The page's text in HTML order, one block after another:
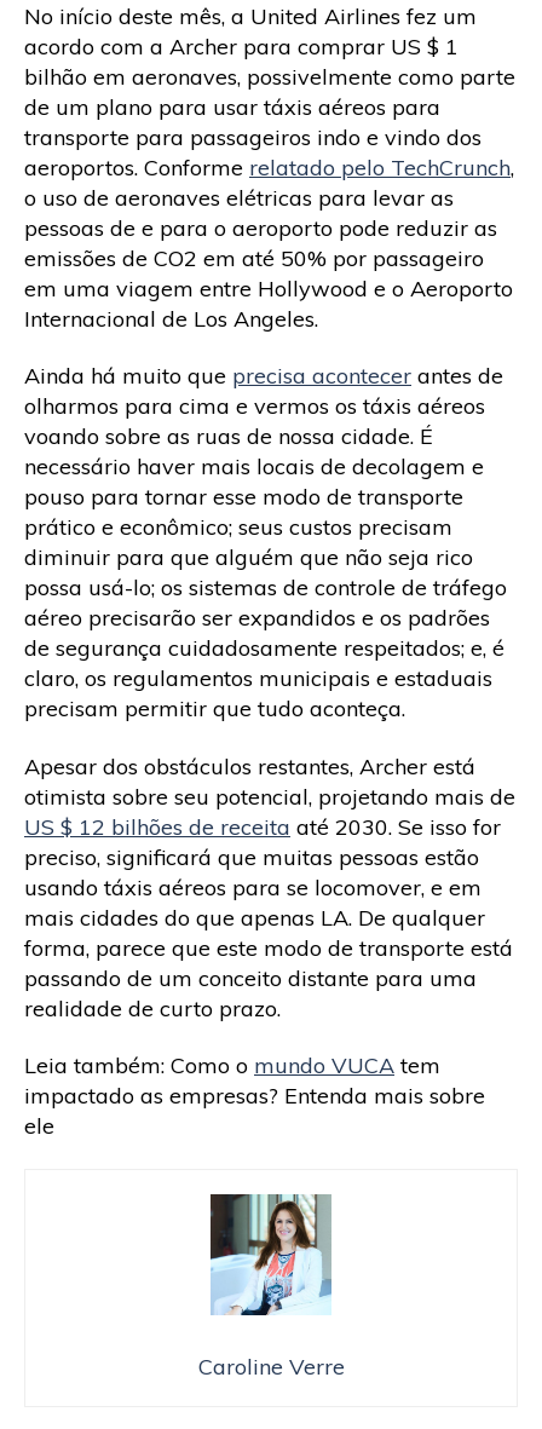
No início deste mês, a United Airlines fez um
acordo com a Archer para comprar US $ 1
bilhão em aeronaves, possivelmente como parte
de um plano para usar táxis aéreos para
transporte para passageiros indo e vindo dos
aeroportos. Conforme relatado pelo TechCrunch,
o uso de aeronaves elétricas para levar as
pessoas de e para o aeroporto pode reduzir as
emissões de CO2 em até 50% por passageiro
em uma viagem entre Hollywood e o Aeroporto
Internacional de Los Angeles.
Ainda há muito que precisa acontecer antes de
olharmos para cima e vermos os táxis aéreos
voando sobre as ruas de nossa cidade. É
necessário haver mais locais de decolagem e
pouso para tornar esse modo de transporte
prático e econômico; seus custos precisam
diminuir para que alguém que não seja rico
possa usá-lo; os sistemas de controle de tráfego
aéreo precisarão ser expandidos e os padrões
de segurança cuidadosamente respeitados; e, é
claro, os regulamentos municipais e estaduais
precisam permitir que tudo aconteça.
Apesar dos obstáculos restantes, Archer está
otimista sobre seu potencial, projetando mais de
US $ 12 bilhões de receita até 2030. Se isso for
preciso, significará que muitas pessoas estão
usando táxis aéreos para se locomover, e em
mais cidades do que apenas LA. De qualquer
forma, parece que este modo de transporte está
passando de um conceito distante para uma
realidade de curto prazo.
Leia também: Como o mundo VUCAtem
impactado as empresas? Entenda mais sobre
ele
Caroline Verre